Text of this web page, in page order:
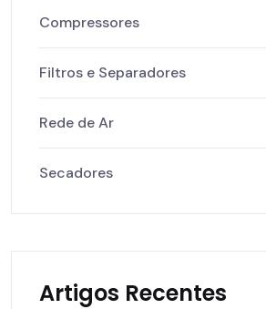
Compressores
Filtros e Separadores
Rede de Ar
Secadores
Artigos Recentes